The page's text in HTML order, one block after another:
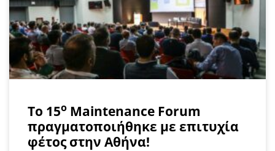
Το 15ο Maintenance Forum
πραγματοποιήθηκε με επιτυχία
φέτος στην Αθήνα!